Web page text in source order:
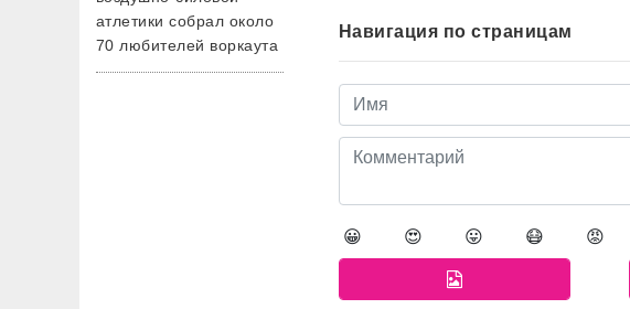
атлетики собрал около
70 любителей воркаута
Навигация по страницам
😀 😍 😛 😷 😡